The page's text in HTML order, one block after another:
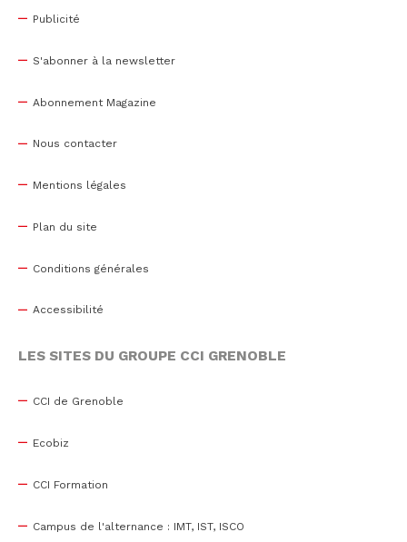
Publicité
S'abonner à la newsletter
Abonnement Magazine
Nous contacter
Mentions légales
Plan du site
Conditions générales
Accessibilité
LES SITES DU GROUPE CCI GRENOBLE
CCI de Grenoble
Ecobiz
CCI Formation
Campus de l'alternance : IMT, IST, ISCO